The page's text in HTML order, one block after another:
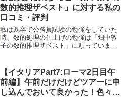
にくい…」日本の有給...
数的推理ザベスト」に対する私の
口コミ・評判
私は既卒で公務員試験の勉強をしていた
時、数的処理の仕上げの勉強は「畑中敦
子の数的推理ザベスト」に頼っていまし
思います。この本の概要について360ペー
ジという厚さ非常に分...
【イタリアPart7:ローマ2日目午
前編】午前だけだけどツアーに申
し込んでおいて良かった！色々学